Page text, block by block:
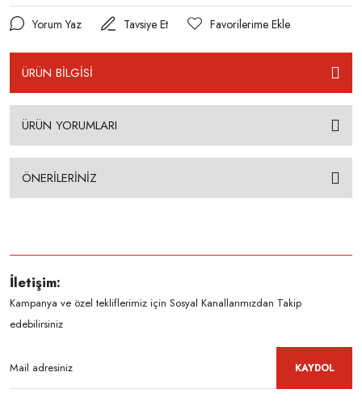
Yorum Yaz Tavsiye Et
ÜRÜN BİLGİSİ
ÜRÜN YORUMLARI
ÖNERİLERİNİZ
İletişim:
Kampanya ve özel tekliflerimiz için Sosyal Kanallarımızdan Takip
edebilirsiniz
KAYDOL